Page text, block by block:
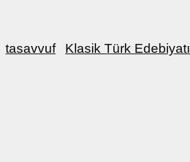
tasavvuf Klasik Türk Edebiyatı